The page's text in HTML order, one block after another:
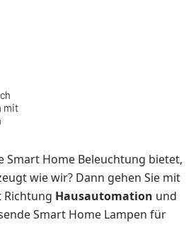
mit
Smart Home Beleuchtung bietet,
wie wir? Dann gehen Sie mit
Richtung Hausautomation und
Smart Home Lampen für